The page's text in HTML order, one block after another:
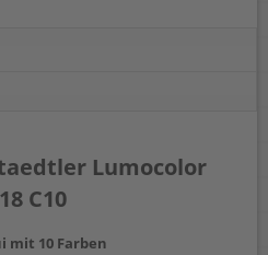
Lumocolor
C10
mit 10 Farben